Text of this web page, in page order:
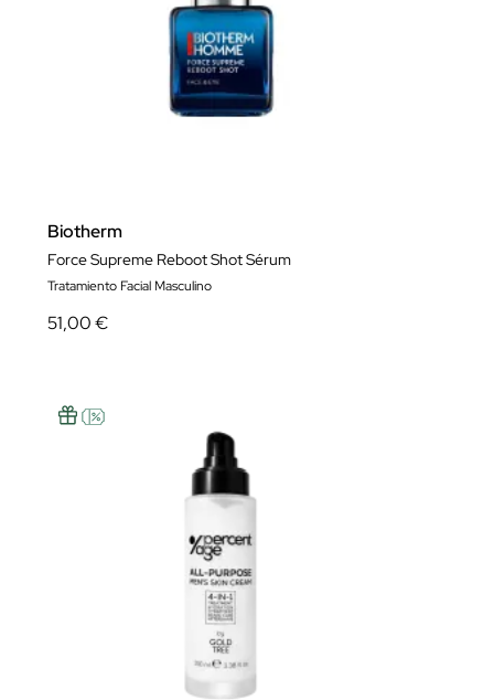
Biotherm
Force Supreme Reboot Shot Sérum
Tratamiento Facial Masculino
51,00 €